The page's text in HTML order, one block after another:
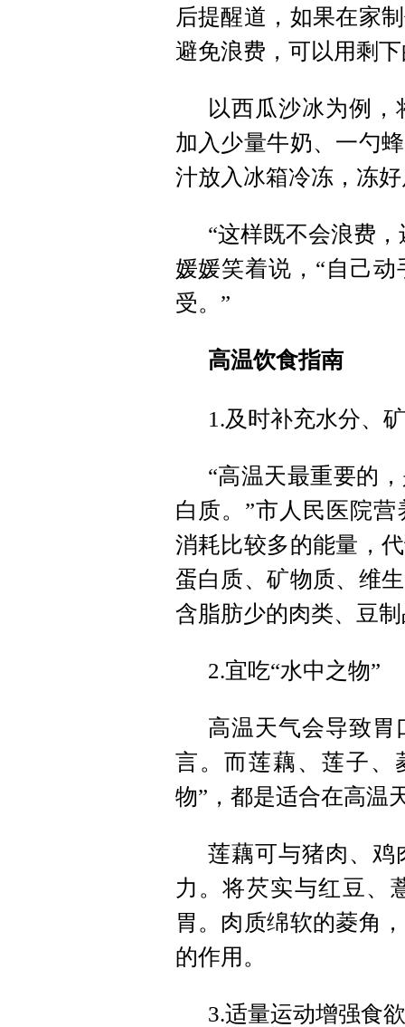
后提醒道，如果在家
避免浪费，可以用剩
以西瓜沙冰为例
加入少量牛奶、一勺
汁放入冰箱冷冻，冻
“这样既不会浪费
媛媛笑着说，“自己
受。”
高温饮食指南
1.及时补充水分、
“高温天最重要的
白质。”市人民医院
消耗比较多的能量，
蛋白质、矿物质、维
含脂肪少的肉类、豆
2.宜吃“水中之物”
高温天气会导致
言。而莲藕、莲子、
物”，都是适合在高温
莲藕可与猪肉、鸡
力。将芡实与红豆、
胃。肉质绵软的菱角
的作用。
3.适量运动增强食欲